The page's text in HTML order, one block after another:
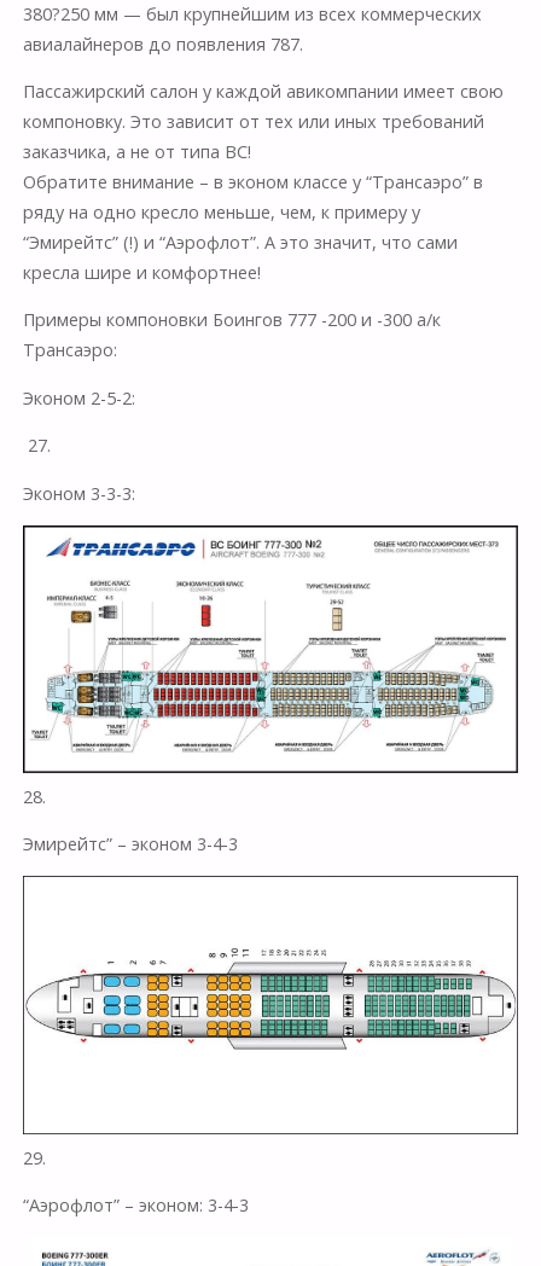
380?250 мм — был крупнейшим из всех коммерческих
авиалайнеров до появления 787.
Пассажирский салон у каждой авикомпании имеет свою
компоновку. Это зависит от тех или иных требований
заказчика, а не от типа ВС!
Обратите внимание – в эконом классе у “Трансаэро” в
ряду на одно кресло меньше, чем, к примеру у
“Эмирейтс” (!) и “Аэрофлот”. А это значит, что сами
кресла шире и комфортнее!
Примеры компоновки Боингов 777 -200 и -300 а/к
Трансаэро:
Эконом 2-5-2:
27.
Эконом 3-3-3:
28.
Эмирейтс” – эконом 3-4-3
29.
“Аэрофлот” – эконом: 3-4-3